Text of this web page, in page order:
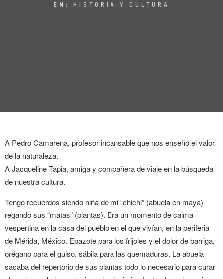
LANDUUM
COLABORADORES
CONSEJO HONORÍFICO
EN: HISTORIA Y CULTURA
A Pedro Camarena, profesor incansable que nos enseñó el valor
de la naturaleza.
A Jacqueline Tapia, amiga y compañera de viaje en la búsqueda
de nuestra cultura.
Tengo recuerdos siendo niña de mi “chichi” (abuela en maya)
regando sus “matas” (plantas). Era un momento de calma
vespertina en la casa del pueblo en el que vivían, en la periferia
de Mérida, México. Epazote para los frijoles y el dolor de barriga,
orégano para el guiso, sábila para las quemaduras. La abuela
sacaba del repertorio de sus plantas todo lo necesario para curar